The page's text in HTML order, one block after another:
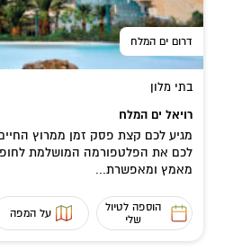
דרום ים המלח
בתי מלון
רויאל ים המלח
מגיע לכם קצת פסק זמן ממרוץ
לכם את הפלטפורמה המושלמת
מאמץ ומאפשרת...
הוספה לטיול
שלי
על המפה